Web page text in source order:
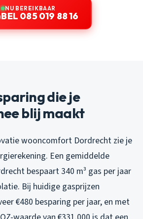
NU BEREIKBAAR
BEL 085 019 88 16
die je
blij maakt
wooncomfort Dordrecht zie je
Een gemiddelde
bespaart 340 m³ gas per jaar
Bij huidige gasprijzen
€480 besparing per jaar, en met